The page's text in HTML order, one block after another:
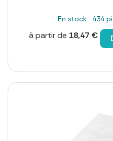
En stock : 434
à partir de 18,47 €